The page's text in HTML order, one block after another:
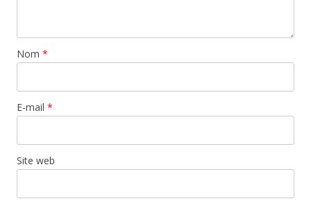
Nom *
E-mail *
Site web